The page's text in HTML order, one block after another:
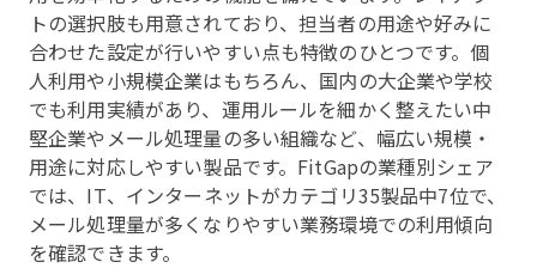
トの選択肢も用意されており、担当者の用途や好みに
合わせた設定が行いやすい点も特徴のひとつです。個
人利用や小規模企業はもちろん、国内の大企業や学校
でも利用実績があり、運用ルールを細かく整えたい中
堅企業やメール処理量の多い組織など、幅広い規模・
用途に対応しやすい製品です。FitGapの業種別シェア
では、IT、インターネットがカテゴリ35製品中7位で、
メール処理量が多くなりやすい業務環境での利用傾向
を確認できます。